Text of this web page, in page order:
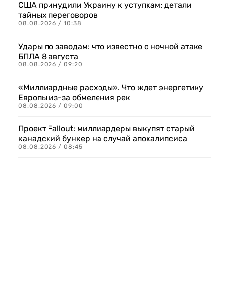
США принудили Украину к уступкам: детали
тайных переговоров
08.08.2026 / 10:38
Удары по заводам: что известно о ночной атаке
БПЛА 8 августа
08.08.2026 / 09:20
«Миллиардные расходы». Что ждет энергетику
Европы из-за обмеления рек
08.08.2026 / 09:00
Проект Fallout: миллиардеры выкупят старый
канадский бункер на случай апокалипсиса
08.08.2026 / 08:45